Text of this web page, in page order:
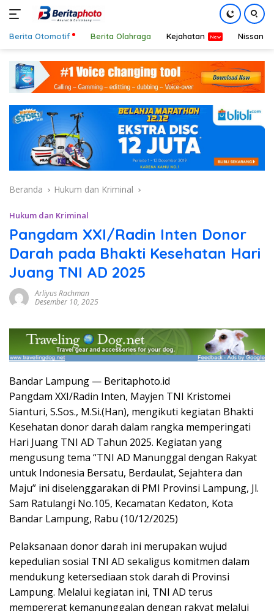
konten
Berita Otomotif Berita Olahraga Kejahatan Nissan
Beranda Hukum dan Kriminal
Hukum dan Kriminal
Pangdam XXI/Radin Inten Donor
Darah pada Bhakti Kesehatan Hari
Juang TNI AD 2025
Arliyus Rachman
Desember 10, 2025
Bandar Lampung — Beritaphoto.id
Pangdam XXI/Radin Inten, Mayjen TNI Kristomei
Sianturi, S.Sos., M.Si.(Han), mengikuti kegiatan Bhakti
Kesehatan donor darah dalam rangka memperingati
Hari Juang TNI AD Tahun 2025. Kegiatan yang
mengusung tema “TNI AD Manunggal dengan Rakyat
untuk Indonesia Bersatu, Berdaulat, Sejahtera dan
Maju” ini diselenggarakan di PMI Provinsi Lampung, Jl.
Sam Ratulangi No.105, Kecamatan Kedaton, Kota
Bandar Lampung, Rabu (10/12/2025)
Pelaksanaan donor darah ini merupakan wujud
kepedulian sosial TNI AD sekaligus komitmen dalam
mendukung ketersediaan stok darah di Provinsi
Lampung. Melalui kegiatan ini, TNI AD terus
mempererat kemanunggalan dengan rakyat melalui